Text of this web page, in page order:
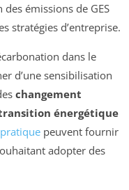
émissions de GES
stratégies d’entreprise.
dans le
d’une sensibilisation
changement
énergétique
peuvent fournir
adopter des